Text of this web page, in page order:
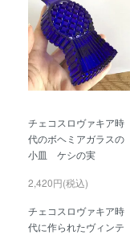
チェコスロヴァキア時
代のボヘミアガラスの
小皿 ケシの実
2,420円(税込)
チェコスロヴァキア時
代に作られたヴィンテ